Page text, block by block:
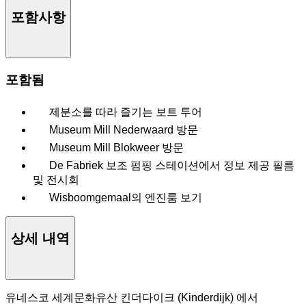
포함사항
포함됨
제분소를 따라 즐기는 보트 투어
Museum Mill Nederwaard 방문
Museum Mill Blokweer 방문
De Fabriek 보조 펌핑 스테이션에서 정보 제공 필름
및 전시회
Wisboomgemaal의 엔진룸 보기
상세 내역
유네스코 세계문화유산 킨더다이크 (Kinderdijk) 에서